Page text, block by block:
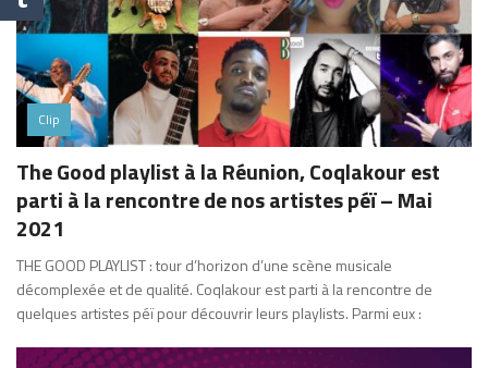
Clip
The Good playlist à la Réunion, Coqlakour est
parti à la rencontre de nos artistes péï – Mai
2021
THE GOOD PLAYLIST : tour d’horizon d’une scène musicale
décomplexée et de qualité. Coqlakour est parti à la rencontre de
quelques artistes péï pour découvrir leurs playlists. Parmi eux :